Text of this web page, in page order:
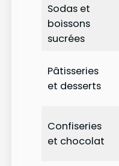
Sodas et
boissons
sucrées
Pâtisseries
et desserts
Confiseries
et chocolat